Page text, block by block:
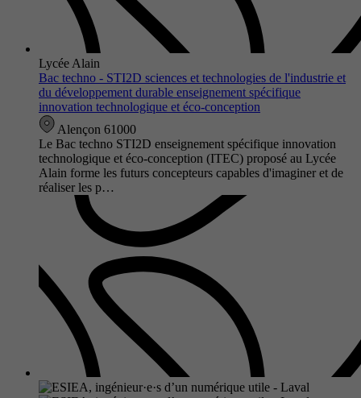
Lycée Alain
Bac techno - STI2D sciences et technologies de l'industrie et
du développement durable enseignement spécifique
innovation technologique et éco-conception
Alençon 61000
Le Bac techno STI2D enseignement spécifique innovation
technologique et éco-conception (ITEC) proposé au Lycée
Alain forme les futurs concepteurs capables d'imaginer et de
réaliser les p…